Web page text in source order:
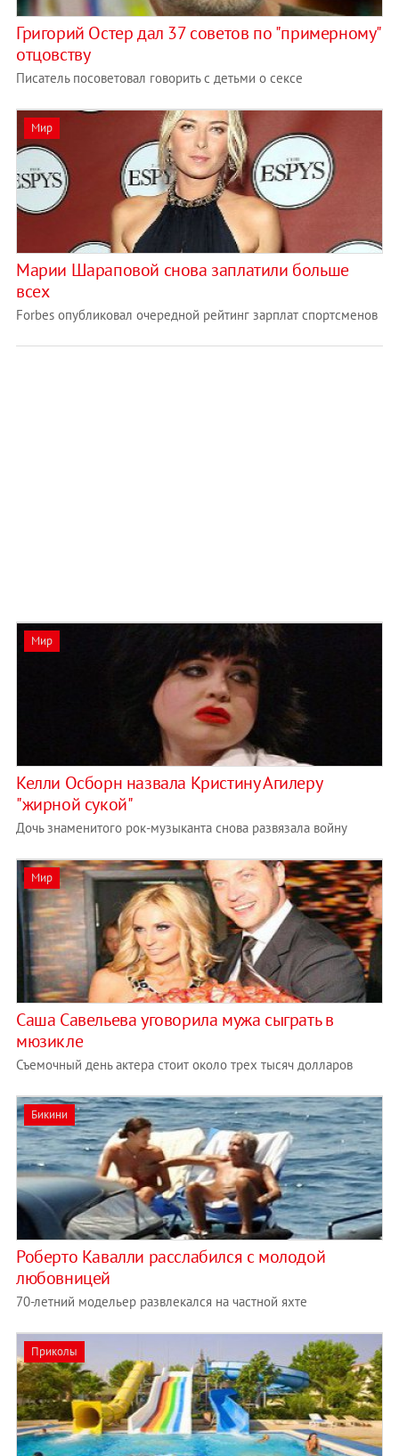
Григорий Остер дал 37 советов по "примерному"
отцовству
Писатель посоветовал говорить с детьми о сексе
Мир
Марии Шараповой снова заплатили больше
всех
Forbes опубликовал очередной рейтинг зарплат спортсменов
Мир
Келли Осборн назвала Кристину Агилеру
"жирной сукой"
Дочь знаменитого рок-музыканта снова развязала войну
Мир
Саша Савельева уговорила мужа сыграть в
мюзикле
Съемочный день актера стоит около трех тысяч долларов
Бикини
Роберто Кавалли расслабился с молодой
любовницей
70-летний модельер развлекался на частной яхте
Приколы